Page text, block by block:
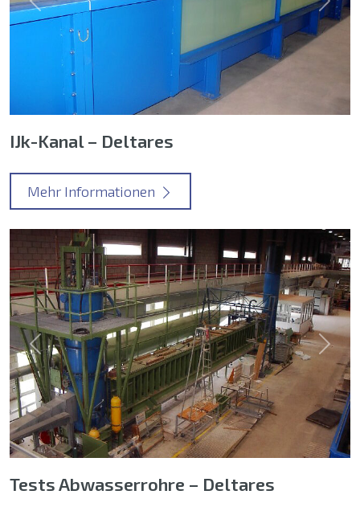
Previous Next
IJk-Kanal – Deltares
Mehr Informationen
Previous Next
Tests Abwasserrohre – Deltares